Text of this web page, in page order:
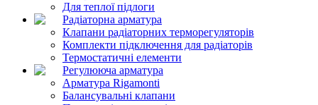
Для теплої підлоги
Радіаторна арматура
Клапани радіаторних терморегуляторів
Комплекти підключення для радіаторів
Термостатичні елементи
Регулююча арматура
Арматура Rigamonti
Балансувальні клапани